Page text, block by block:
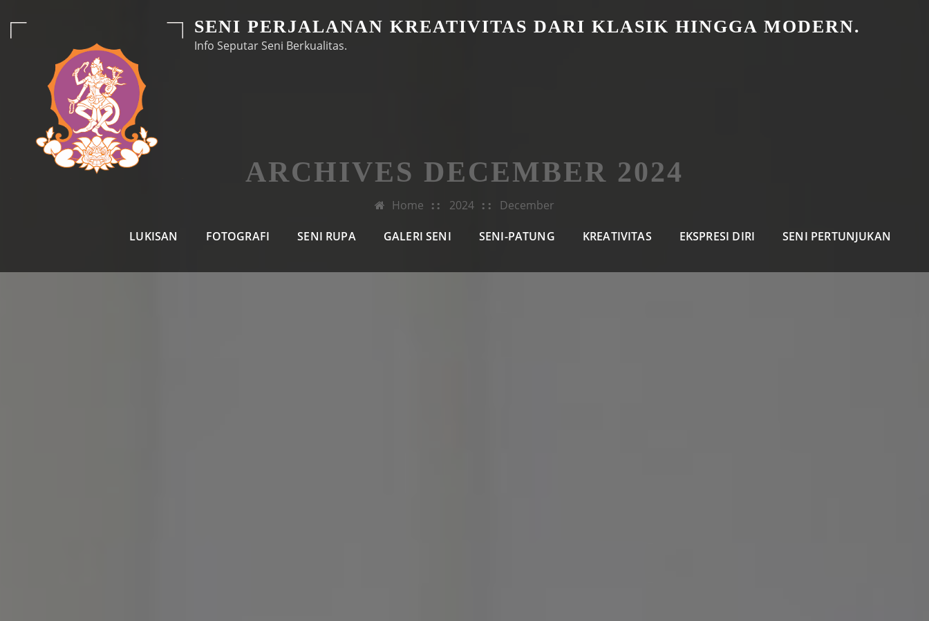
SENI PERJALANAN KREATIVITAS DARI KLASIK HINGGA MODERN.
Info Seputar Seni Berkualitas.
LUKISAN FOTOGRAFI SENI RUPA GALERI SENI SENI-PATUNG KREATIVITAS EKSPRESI DIRI SENI PERTUNJUKAN
ARCHIVES DECEMBER 2024
Home 2024 December